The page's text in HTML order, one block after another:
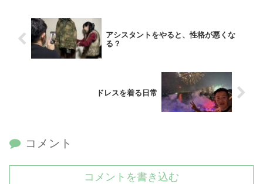
アシスタントをやると、性格が悪くな
る？
ドレスを着る日常
コメント
コメントを書き込む